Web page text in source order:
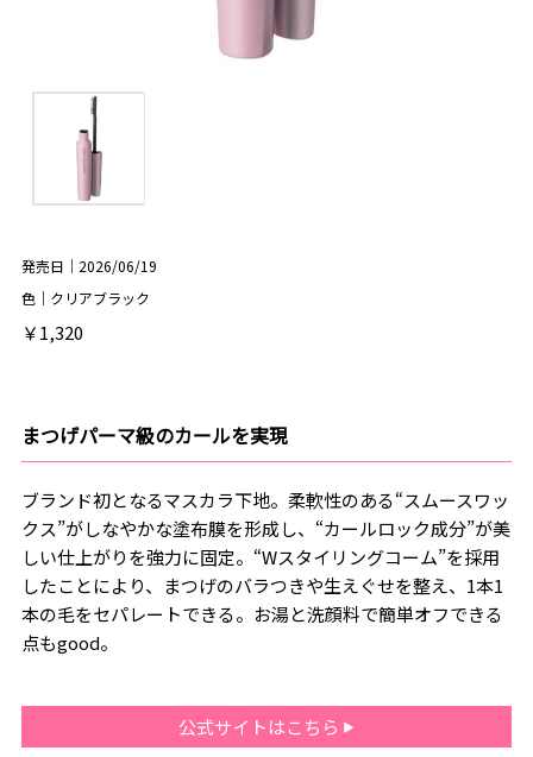
発売日｜2026/06/19
色｜クリアブラック
￥1,320
まつげパーマ級のカールを実現
ブランド初となるマスカラ下地。柔軟性のある“スムースワッ
クス”がしなやかな塗布膜を形成し、“カールロック成分”が美
しい仕上がりを強力に固定。“Wスタイリングコーム”を採用
したことにより、まつげのバラつきや生えぐせを整え、1本1
本の毛をセパレートできる。お湯と洗顔料で簡単オフできる
点もgood。
公式サイトはこちら